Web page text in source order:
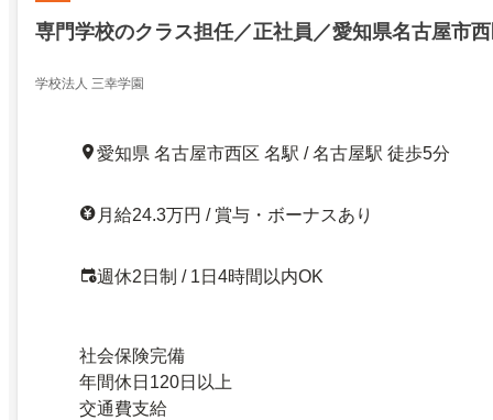
専門学校のクラス担任／正社員／愛知県名古屋市
学校法人 三幸学園
愛知県 名古屋市西区 名駅 / 名古屋駅 徒歩5分
月給24.3万円 / 賞与・ボーナスあり
週休2日制 / 1日4時間以内OK
社会保険完備
年間休日120日以上
交通費支給